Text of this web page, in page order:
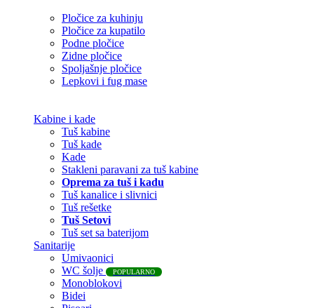
Pločice za kuhinju
Pločice za kupatilo
Podne pločice
Zidne pločice
Spoljašnje pločice
Lepkovi i fug mase
Kabine i kade
Tuš kabine
Tuš kade
Kade
Stakleni paravani za tuš kabine
Oprema za tuš i kadu
Tuš kanalice i slivnici
Tuš rešetke
Tuš Setovi
Tuš set sa baterijom
Sanitarije
Umivaonici
WC šolje
POPULARNO
Monoblokovi
Bidei